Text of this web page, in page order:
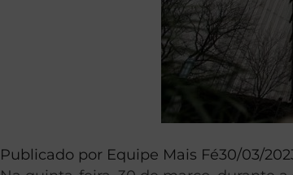
Publicado por Equipe Mais Fé30/03/